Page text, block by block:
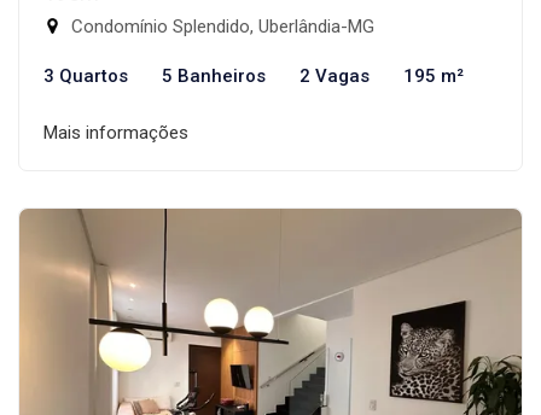
Condomínio Splendido, Uberlândia-MG
3 Quartos 5 Banheiros 2 Vagas 195 m²
Mais informações